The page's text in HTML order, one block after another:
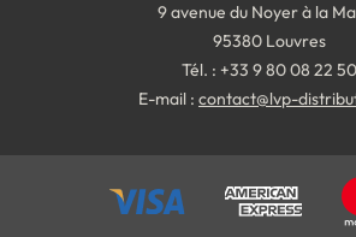
9 avenue du Noyer à la
95380 Louvres
Tél. : +33 9 80 08 22 50
E-mail : contact@lvp-